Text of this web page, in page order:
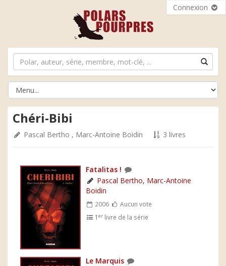
Connexion
Chéri-Bibi
Pascal Bertho , Marc-Antoine Boidin 3 livres
Fatalitas !
Pascal Bertho, Marc-Antoine
Boidin
2006
Aucun vote
1er livre de la série
Le Marquis